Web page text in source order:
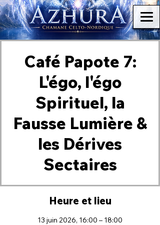
Café Papote 7:
L'égo, l'égo
Spirituel, la
Fausse Lumière &
les Dérives
Sectaires
Heure et lieu
13 juin 2026, 16:00 – 18:00